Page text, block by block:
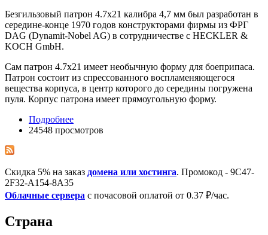
Безгильзовый патрон 4.7x21 калибра 4,7 мм был разработан в
середине-конце 1970 годов конструкторами фирмы из ФРГ
DAG (Dynamit-Nobel AG) в сотрудничестве с HECKLER &
KOCH GmbH.
Сам патрон 4.7x21 имеет необычную форму для боеприпаса.
Патрон состоит из спрессованного воспламеняющегося
вещества корпуса, в центр которого до середины погружена
пуля. Корпус патрона имеет прямоугольную форму.
Подробнее
24548 просмотров
Скидка 5% на заказ домена или хостинга. Промокод - 9C47-
2F32-A154-8A35
Облачные сервера с почасовой оплатой от 0.37 ₽/час.
Страна